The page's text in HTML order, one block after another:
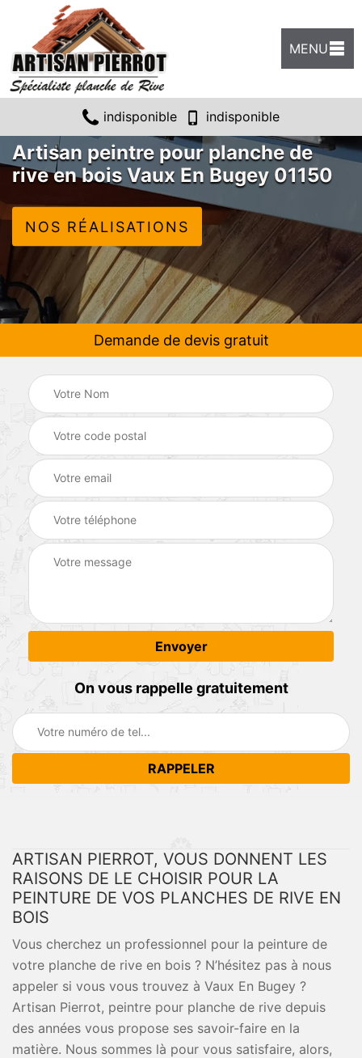
MENU
indisponible indisponible
Artisan peintre pour planche de
rive en bois Vaux En Bugey 01150
NOS RÉALISATIONS
Demande de devis gratuit
On vous rappelle gratuitement
ARTISAN PIERROT, VOUS DONNENT LES
RAISONS DE LE CHOISIR POUR LA
PEINTURE DE VOS PLANCHES DE RIVE EN
BOIS
Vous cherchez un professionnel pour la peinture de
votre planche de rive en bois ? N’hésitez pas à nous
appeler si vous vous trouvez à Vaux En Bugey ?
Artisan Pierrot, peintre pour planche de rive depuis
des années vous propose ses savoir-faire en la
matière. Nous sommes là pour vous satisfaire, alors,